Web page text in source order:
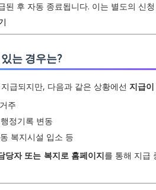
된 후 자동 종료됩니다. 이는 별도의 신
는 경우는?
급되지만, 다음과 같은 상황에선 지급
주
정기록 변동
복지시설 입소 등
당자 또는 복지로 홈페이지를 통해 지급